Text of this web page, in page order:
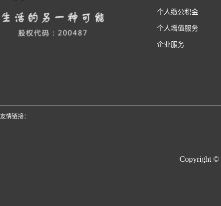
个人缴公积金
个人增值服务
企业服务
友情链接：
Copyright ©